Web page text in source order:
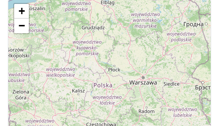
+
−